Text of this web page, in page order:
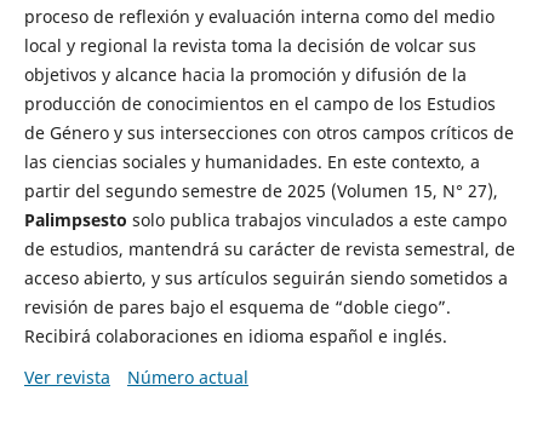
proceso de reflexión y evaluación interna como del medio
local y regional la revista toma la decisión de volcar sus
objetivos y alcance hacia la promoción y difusión de la
producción de conocimientos en el campo de los Estudios
de Género y sus intersecciones con otros campos críticos de
las ciencias sociales y humanidades. En este contexto, a
partir del segundo semestre de 2025 (Volumen 15, N° 27),
Palimpsesto solo publica trabajos vinculados a este campo
de estudios, mantendrá su carácter de revista semestral, de
acceso abierto, y sus artículos seguirán siendo sometidos a
revisión de pares bajo el esquema de “doble ciego”.
Recibirá colaboraciones en idioma español e inglés.
Ver revista
Número actual